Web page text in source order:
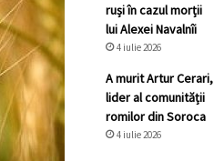
ruși în cazul morții
lui Alexei Navalnîi
4 iulie 2026
A murit Artur Cerari,
lider al comunității
romilor din Soroca
4 iulie 2026